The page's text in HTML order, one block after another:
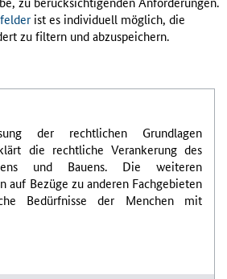
ist es individuell möglich, die
zu filtern und abzuspeichern.
der rechtlichen Grundlagen
die rechtliche Verankerung des
und Bauens. Die weiteren
auf Bezüge zu anderen Fachgebieten
Bedürfnisse der Menchen mit